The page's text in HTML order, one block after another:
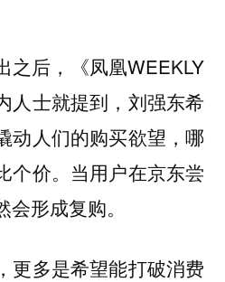
之后，《凤凰WEEKLY
人士就提到，刘强东希
动人们的购买欲望，哪
个价。当用户在京东尝
形成复购。
更多是希望能打破消费